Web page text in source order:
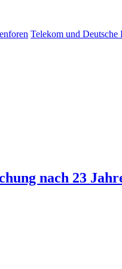
Telekom und Deutsche
nach 23